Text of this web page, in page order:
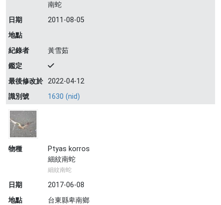
南蛇
日期
2011-08-05
地點
紀錄者
黃雪茹
鑑定
最後修改於 2022-04-12
識別號
1630 (nid)
物種
Ptyas korros
細紋南蛇
細紋南蛇
日期
2017-06-08
地點
台東縣卑南鄉